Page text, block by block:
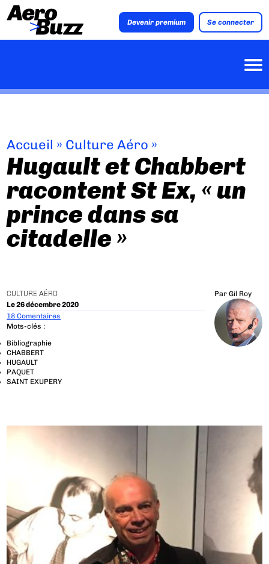
Devenir premium Se connecter
Accueil » Culture Aéro »
Hugault et Chabbert
racontent St Ex, « un
prince dans sa
citadelle »
CULTURE AÉRO
Le 26 décembre 2020
Par Gil Roy
18 Comentaires
Mots-clés :
Bibliographie
CHABBERT
HUGAULT
PAQUET
SAINT EXUPERY